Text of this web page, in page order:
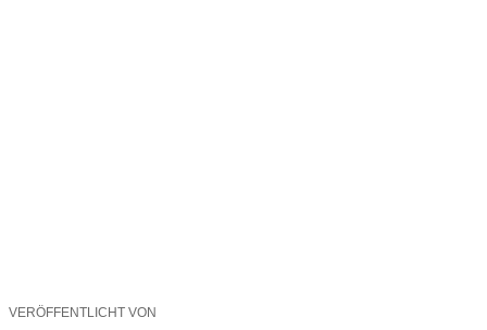
VERÖFFENTLICHT VON